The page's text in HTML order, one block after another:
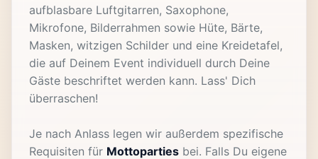
aufblasbare Luftgitarren, Saxophone,
Mikrofone, Bilderrahmen sowie Hüte, Bärte,
Masken, witzigen Schilder und eine Kreidetafel,
die auf Deinem Event individuell durch Deine
Gäste beschriftet werden kann. Lass' Dich
überraschen!
Je nach Anlass legen wir außerdem spezifische
Requisiten für Mottoparties bei. Falls Du eigene